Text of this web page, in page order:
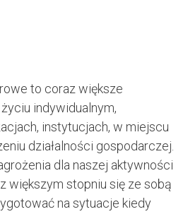
to coraz większe
indywidualnym,
instytucjach, w miejscu
działalności gospodarczej.
dla naszej aktywności
większym stopniu się ze sobą
na sytuacje kiedy